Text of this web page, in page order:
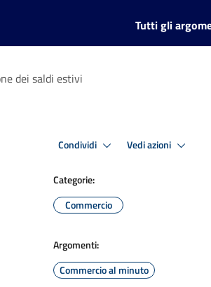
Tutti gli
dei saldi estivi
Condividi Vedi azioni
Categorie:
Commercio
Argomenti:
Commercio al minuto